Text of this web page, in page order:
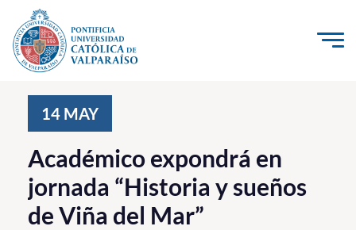
Click acá para ir directamente al contenido
Investigación, Creación e Innovación
PUCV Internacional
Vinculación con el Medio
14 MAY
Académico expondrá en
jornada “Historia y sueños
de Viña del Mar”